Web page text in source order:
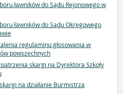
ławników do Sądu Rejonowego w
ławników do Sądu Okręgowego
regulaminu głosowania w
powszechnych
skargi na Dyrektora Szkoły
na działanie Burmistrza